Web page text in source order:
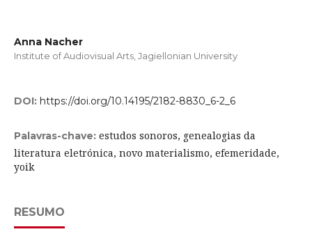
Anna Nacher
Institute of Audiovisual Arts, Jagiellonian University
DOI: https://doi.org/10.14195/2182-8830_6-2_6
Palavras-chave: estudos sonoros, genealogias da
literatura eletrónica, novo materialismo, efemeridade,
yoik
RESUMO